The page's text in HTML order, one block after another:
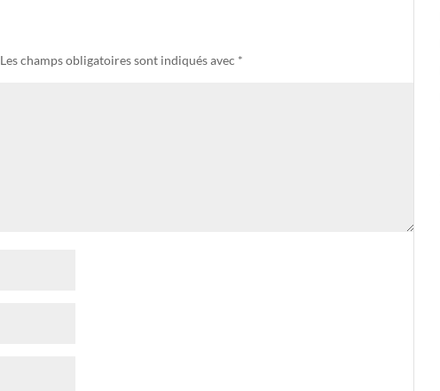
Les champs obligatoires sont indiqués avec *